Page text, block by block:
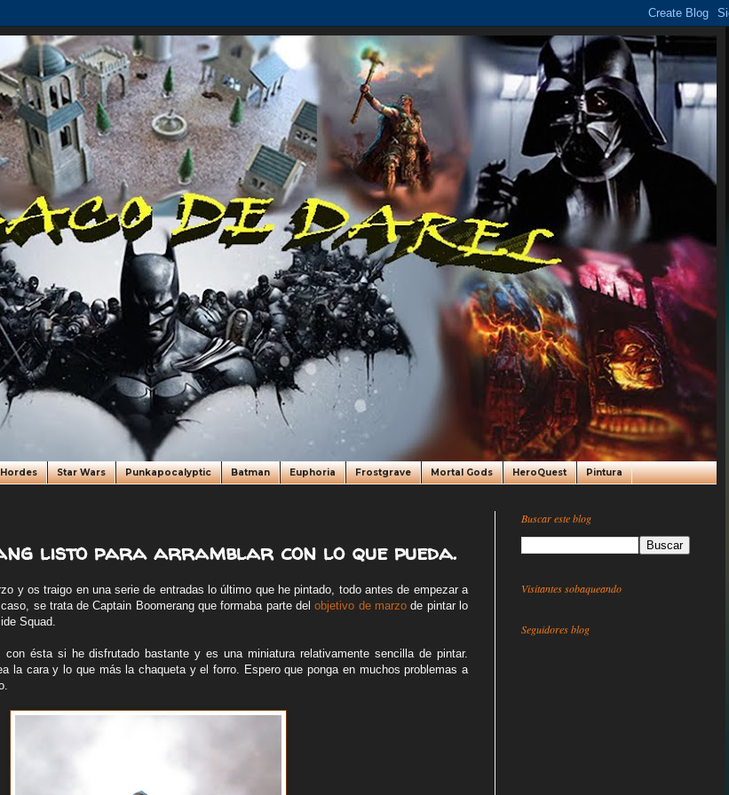
Star Wars Punkapocalyptic Batman Euphoria Frostgrave Mortal Gods HeroQuest Pintura
listo para arramblar con lo que pueda.
y os traigo en una serie de entradas lo último que he pintado, todo antes de empezar a
se trata de Captain Boomerang que formaba parte delobjetivo de marzo de pintar lo
Squad.
ésta si he disfrutado bastante y es una miniatura relativamente sencilla de pintar.
la cara y lo que más la chaqueta y el forro. Espero que ponga en muchos problemas a
Buscar este blog
Visitantes sobaqueando
Seguidores blog